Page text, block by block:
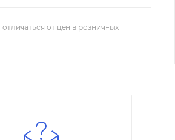
от цен в розничных